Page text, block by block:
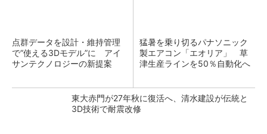
点群データを設計・維持管理
で“使える3Dモデル”に アイ
サンテクノロジーの新提案
猛暑を乗り切るパナソニック
製エアコン「エオリア」 草
津生産ラインを50％自動化へ
東大赤門が27年秋に復活へ、清水建設が伝統と
3D技術で耐震改修